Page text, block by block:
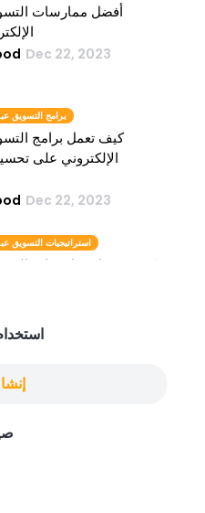
أفضل ممارسات
Dec 22, 2023
برامج التسويق
كيف تعمل برامج
الإلكتروني على
Dec 22, 2023
استراتيجيات التسويق
كيف تعيد استراتيجيات
Dec 22, 2023
دور أدوات التسويق عبر